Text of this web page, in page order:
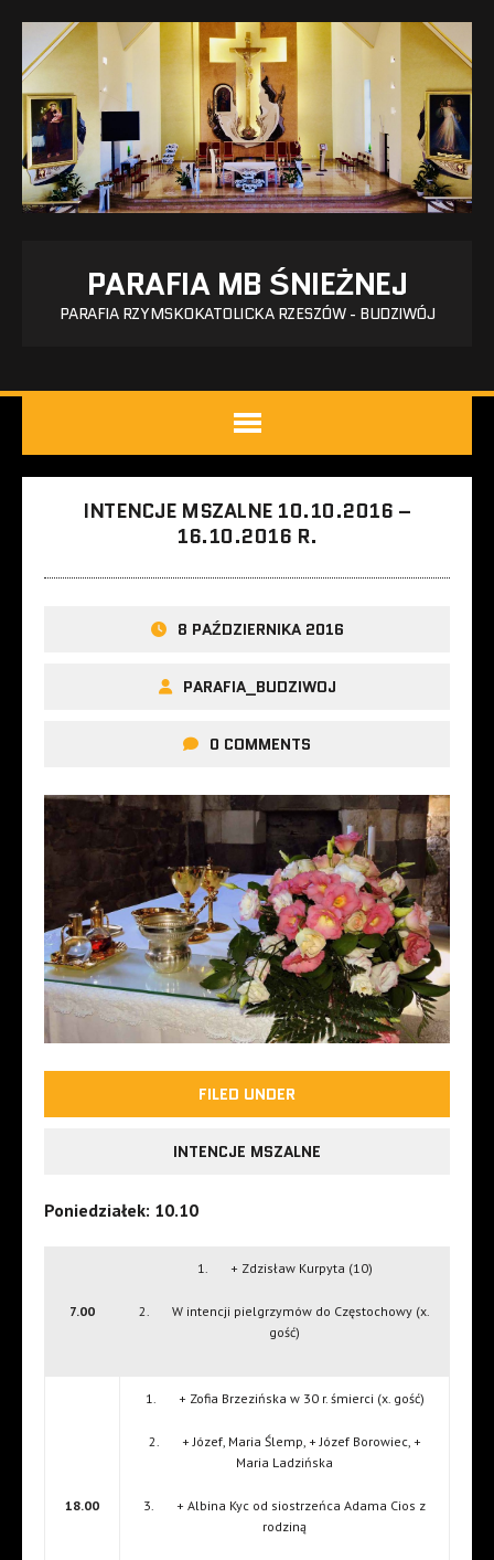
PARAFIA MB ŚNIEŻNEJ
PARAFIA RZYMSKOKATOLICKA RZESZÓW - BUDZIWÓJ
INTENCJE MSZALNE 10.10.2016 –
16.10.2016 R.
8 PAŹDZIERNIKA 2016
PARAFIA_BUDZIWOJ
0 COMMENTS
FILED UNDER
INTENCJE MSZALNE
Poniedziałek: 10.10
7.00
1. + Zdzisław Kurpyta (10)
2. W intencji pielgrzymów do Częstochowy (x.
gość)
18.00
1. + Zofia Brzezińska w 30 r. śmierci (x. gość)
2. + Józef, Maria Ślemp, + Józef Borowiec, +
Maria Ladzińska
3. + Albina Kyc od siostrzeńca Adama Cios z
rodziną